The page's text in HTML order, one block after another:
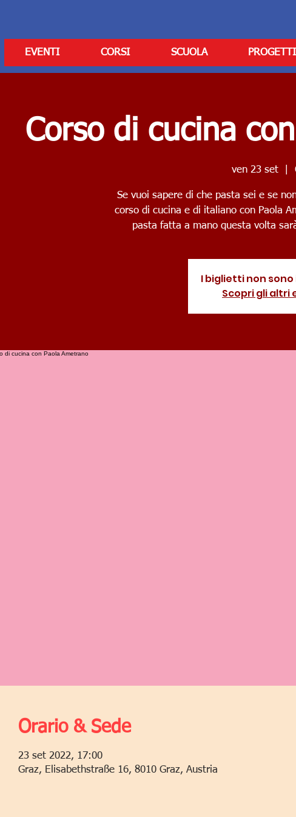
EVENTI CORSI SCUOLA PROGETTI
Corso di cucina
ven 23 set
Se vuoi sapere di che pasta sei e se
corso di cucina e di italiano con Paola
pasta fatta a mano questa volta
I biglietti non
Scopri gli altri
Orario & Sede
23 set 2022, 17:00
Graz, Elisabethstraße 16, 8010 Graz, Austria